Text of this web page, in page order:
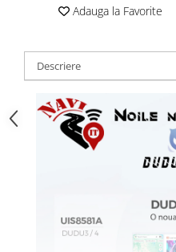
Adauga la Favorite
Descriere